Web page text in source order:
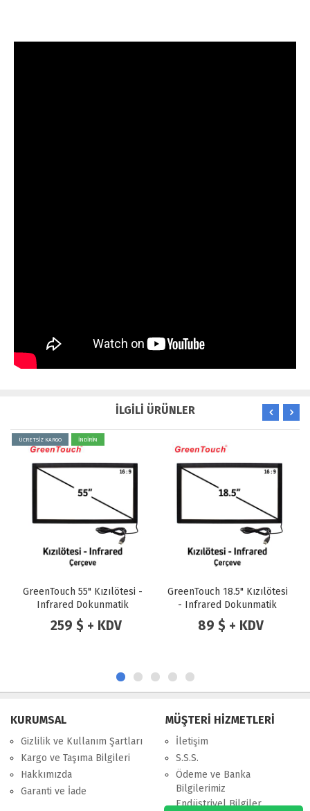
İLGİLİ ÜRÜNLER
ÜCRETSİZ KARGO İNDİRİM
GreenTouch 55" Kızılötesi -
Infrared Dokunmatik
Çerçeve
259 $ + KDV
GreenTouch 18.5" Kızılötesi
- Infrared Dokunmatik
Çerçeve
89 $ + KDV
KURUMSAL
Gizlilik ve Kullanım Şartları
Kargo ve Taşıma Bilgileri
Hakkımızda
Garanti ve İade
MÜŞTERİ HİZMETLERİ
İletişim
S.S.S.
Ödeme ve Banka
Bilgilerimiz
Endüstriyel Bilgiler